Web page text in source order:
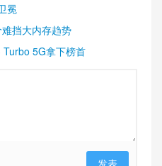
冕
挡大内存趋势
5G拿下榜首
发表